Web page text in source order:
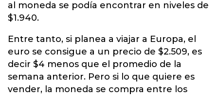
al moneda se podía encontrar en niveles de
$1.940.
Entre tanto, si planea a viajar a Europa, el
euro se consigue a un precio de $2.509, es
decir $4 menos que el promedio de la
semana anterior. Pero si lo que quiere es
vender, la moneda se compra entre los